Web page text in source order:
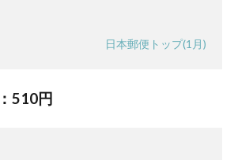
日本郵便トップ(1月)
510円